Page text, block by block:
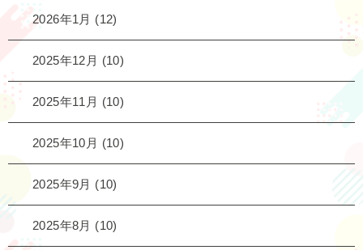
2026年1月 (12)
2025年12月 (10)
2025年11月 (10)
2025年10月 (10)
2025年9月 (10)
2025年8月 (10)